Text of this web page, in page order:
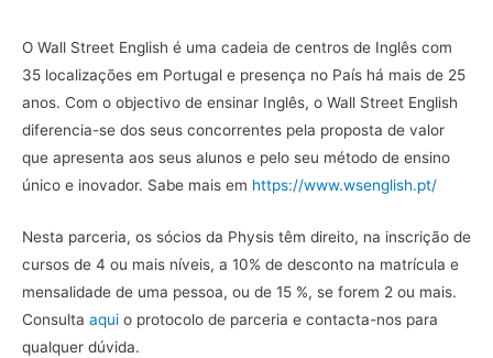
O Wall Street English é uma cadeia de centros de Inglês com
35 localizações em Portugal e presença no País há mais de 25
anos. Com o objectivo de ensinar Inglês, o Wall Street English
diferencia-se dos seus concorrentes pela proposta de valor
que apresenta aos seus alunos e pelo seu método de ensino
único e inovador. Sabe mais em https://www.wsenglish.pt/
Nesta parceria, os sócios da Physis têm direito, na inscrição de
cursos de 4 ou mais níveis, a 10% de desconto na matrícula e
mensalidade de uma pessoa, ou de 15 %, se forem 2 ou mais.
Consulta aqui o protocolo de parceria e contacta-nos para
qualquer dúvida.